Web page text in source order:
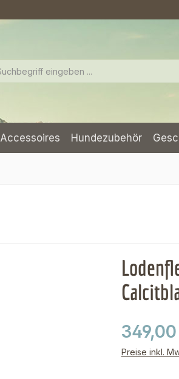
Accessoires Hundezubehör
Preise inkl.